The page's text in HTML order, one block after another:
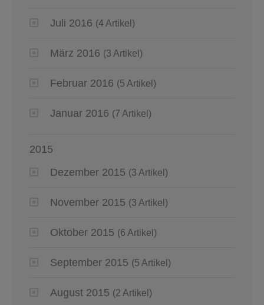
Juli 2016 (4 Artikel)
März 2016 (3 Artikel)
Februar 2016 (5 Artikel)
Januar 2016 (7 Artikel)
2015
Dezember 2015 (3 Artikel)
November 2015 (3 Artikel)
Oktober 2015 (6 Artikel)
September 2015 (5 Artikel)
August 2015 (2 Artikel)